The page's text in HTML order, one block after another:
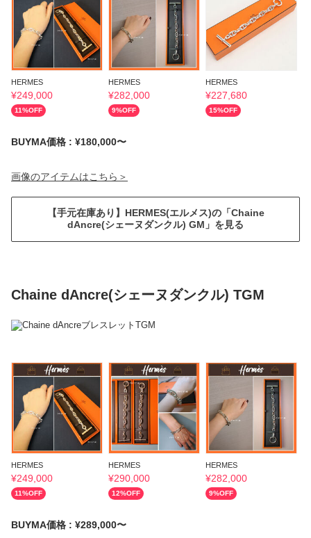
HERMES
¥249,000
11%OFF
HERMES
¥282,000
9%OFF
HERMES
¥227,680
15%OFF
BUYMA価格 : ¥180,000〜
画像のアイテムはこちら＞
【手元在庫あり】HERMES(エルメス)の「Chaine
dAncre(シェーヌダンクル) GM」を見る
Chaine dAncre(シェーヌダンクル) TGM
HERMES
¥249,000
11%OFF
HERMES
¥290,000
12%OFF
HERMES
¥282,000
9%OFF
BUYMA価格 : ¥289,000〜